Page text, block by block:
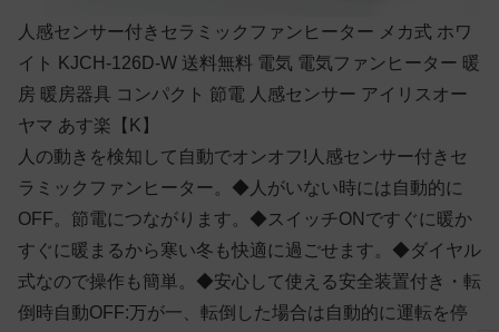
人感センサー付きセラミックファンヒーター メカ式 ホワ
イト KJCH-126D-W 送料無料 電気 電気ファンヒーター 暖
房 暖房器具 コンパクト 節電 人感センサー アイリスオー
ヤマ あす楽【K】
人の動きを検知して自動でオンオフ!人感センサー付きセ
ラミックファンヒーター。◆人がいない時には自動的に
OFF。節電につながります。◆スイッチONですぐに暖か
すぐに暖まるから寒い冬も快適に過ごせます。◆ダイヤル
式なので操作も簡単。◆安心して使える安全装置付き・転
倒時自動OFF:万が一、転倒した場合は自動的に運転を停